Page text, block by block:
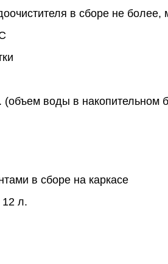
в сборе не более,
воды в
в сборе на каркасе
12 л.